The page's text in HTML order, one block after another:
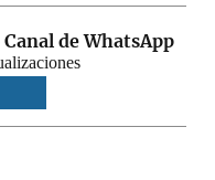
de WhatsApp